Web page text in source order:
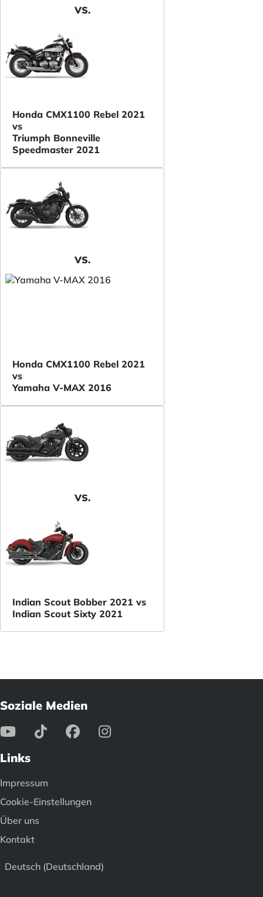
VS.
Honda CMX1100 Rebel 2021
vs
Triumph Bonneville
Speedmaster 2021
VS.
Honda CMX1100 Rebel 2021
vs
Yamaha V-MAX 2016
VS.
Indian Scout Bobber 2021 vs
Indian Scout Sixty 2021
Soziale Medien
Links
Impressum
Cookie-Einstellungen
Über uns
Kontakt
Deutsch (Deutschland)